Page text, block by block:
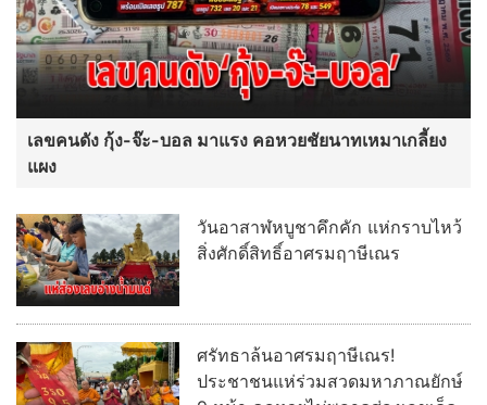
เลขคนดัง กุ้ง-จ๊ะ-บอล มาแรง คอหวยชัยนาทเหมาเกลี้ยง
แผง
วันอาสาฬหบูชาคึกคัก แห่กราบไหว้
สิ่งศักดิ์สิทธิ์อาศรมฤาษีเณร
ศรัทธาล้นอาศรมฤาษีเณร!
ประชาชนแห่ร่วมสวดมหาภาณยักษ์